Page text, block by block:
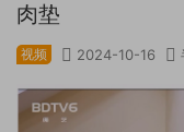
肉垫
视频 2024-10-16